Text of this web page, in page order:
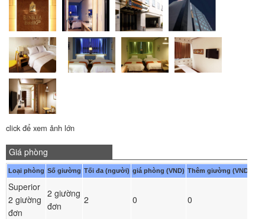
click để xem ảnh lớn
Giá phòng
Loại phòng Số giường Tối đa (người) giá phòng (VND) Thêm giường (VND)
Superior
2 giường
đơn
2 giường
đơn
2 0 0